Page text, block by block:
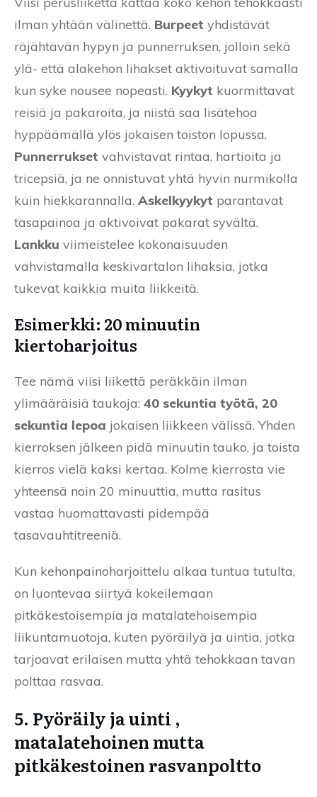
ilman yhtään välinettä. Burpeet yhdistävät
räjähtävän hypyn ja punnerruksen, jolloin sekä
ylä- että alakehon lihakset aktivoituvat samalla
kun syke nousee nopeasti. Kyykyt kuormittavat
reisiä ja pakaroita, ja niistä saa lisätehoa
hyppäämällä ylös jokaisen toiston lopussa.
Punnerrukset vahvistavat rintaa, hartioita ja
tricepsiä, ja ne onnistuvat yhtä hyvin nurmikolla
kuin hiekkarannalla. Askelkyykyt parantavat
tasapainoa ja aktivoivat pakarat syvältä.
Lankku viimeistelee kokonaisuuden
vahvistamalla keskivartalon lihaksia, jotka
tukevat kaikkia muita liikkeitä.
Esimerkki: 20 minuutin
kiertoharjoitus
Tee nämä viisi liikettä peräkkäin ilman
ylimääräisiä taukoja: 40 sekuntia työtä, 20
sekuntia lepoa jokaisen liikkeen välissä. Yhden
kierroksen jälkeen pidä minuutin tauko, ja toista
kierros vielä kaksi kertaa. Kolme kierrosta vie
yhteensä noin 20 minuuttia, mutta rasitus
vastaa huomattavasti pidempää
tasavauhtitreeniä.
Kun kehonpainoharjoittelu alkaa tuntua tutulta,
on luontevaa siirtyä kokeilemaan
pitkäkestoisempia ja matalatehoisempia
liikuntamuotoja, kuten pyöräilyä ja uintia, jotka
tarjoavat erilaisen mutta yhtä tehokkaan tavan
polttaa rasvaa.
5. Pyöräily ja uinti ,
matalatehoinen mutta
pitkäkestoinen rasvanpoltto